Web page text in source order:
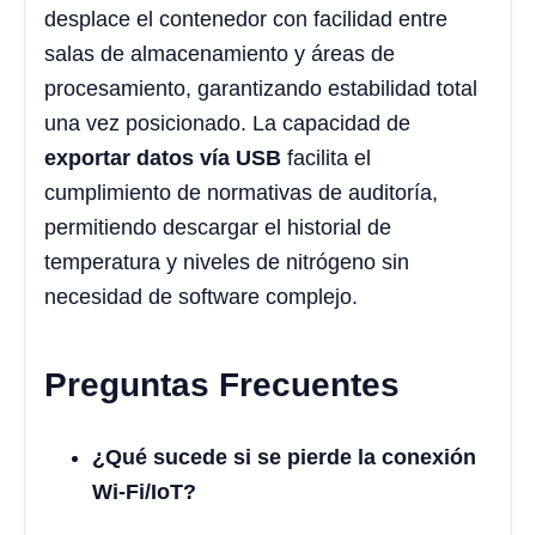
desplace el contenedor con facilidad entre
salas de almacenamiento y áreas de
procesamiento, garantizando estabilidad total
una vez posicionado. La capacidad de
exportar datos vía USB facilita el
cumplimiento de normativas de auditoría,
permitiendo descargar el historial de
temperatura y niveles de nitrógeno sin
necesidad de software complejo.
Preguntas Frecuentes
¿Qué sucede si se pierde la conexión
Wi-Fi/IoT?